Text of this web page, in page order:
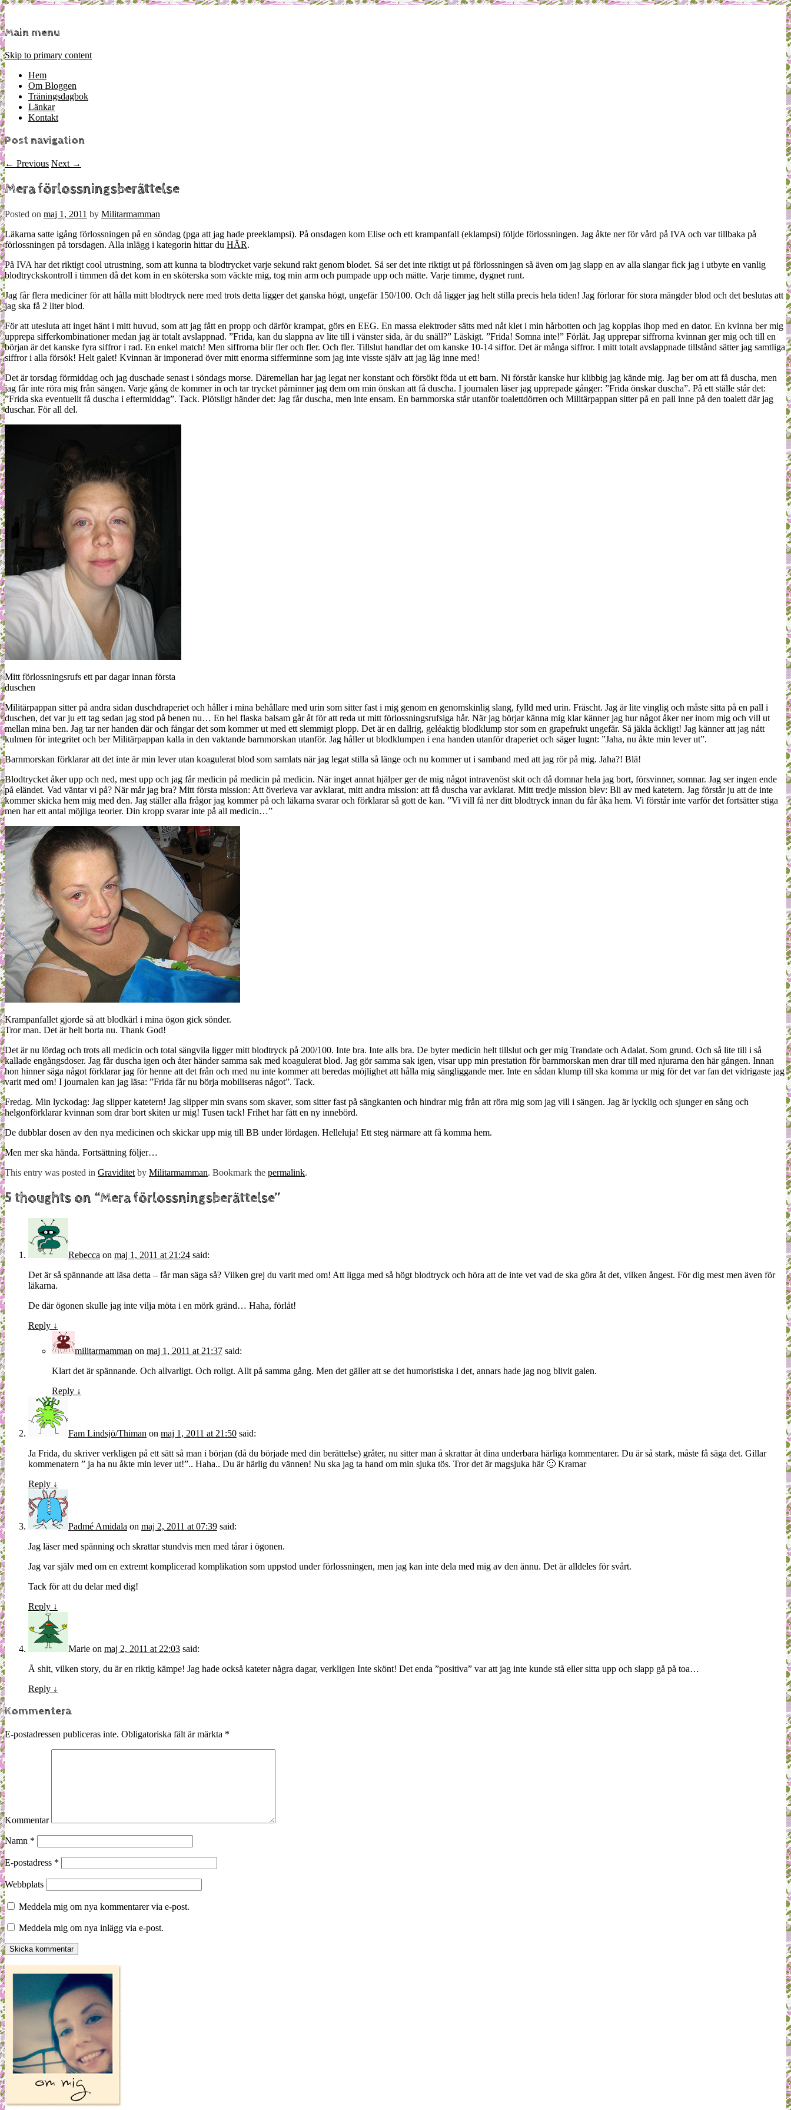
Militärmamman
Mamma, militär och märkbart obekväm
Main menu
Skip to primary content
Hem
Om Bloggen
Träningsdagbok
Länkar
Kontakt
Post navigation
← Previous Next →
Mera förlossningsberättelse
Posted on maj 1, 2011 by Militarmamman
Läkarna satte igång förlossningen på en söndag (pga att jag hade preeklampsi). På onsdagen kom Elise och ett krampanfall (eklampsi) följde förlossningen. Jag åkte ner för vård på IVA och var tillbaka på
förlossningen på torsdagen. Alla inlägg i kategorin hittar du HÄR.
På IVA har det riktigt cool utrustning, som att kunna ta blodtrycket varje sekund rakt genom blodet. Så ser det inte riktigt ut på förlossningen så även om jag slapp en av alla slangar fick jag i utbyte en vanlig
blodtryckskontroll i timmen då det kom in en sköterska som väckte mig, tog min arm och pumpade upp och mätte. Varje timme, dygnet runt.
Jag får flera mediciner för att hålla mitt blodtryck nere med trots detta ligger det ganska högt, ungefär 150/100. Och då ligger jag helt stilla precis hela tiden! Jag förlorar för stora mängder blod och det beslutas att
jag ska få 2 liter blod.
För att utesluta att inget hänt i mitt huvud, som att jag fått en propp och därför krampat, görs en EEG. En massa elektroder sätts med nåt klet i min hårbotten och jag kopplas ihop med en dator. En kvinna ber mig
upprepa sifferkombinationer medan jag är totalt avslappnad. ”Frida, kan du slappna av lite till i vänster sida, är du snäll?” Läskigt. ”Frida! Somna inte!” Förlåt. Jag upprepar siffrorna kvinnan ger mig och till en
början är det kanske fyra siffror i rad. En enkel match! Men siffrorna blir fler och fler. Och fler. Tillslut handlar det om kanske 10-14 siffor. Det är många siffror. I mitt totalt avslappnade tillstånd sätter jag samtliga
siffror i alla försök! Helt galet! Kvinnan är imponerad över mitt enorma sifferminne som jag inte visste själv att jag låg inne med!
Det är torsdag förmiddag och jag duschade senast i söndags morse. Däremellan har jag legat ner konstant och försökt föda ut ett barn. Ni förstår kanske hur klibbig jag kände mig. Jag ber om att få duscha, men
jag får inte röra mig från sängen. Varje gång de kommer in och tar trycket påminner jag dem om min önskan att få duscha. I journalen läser jag upprepade gånger: ”Frida önskar duscha”. På ett ställe står det:
”Frida ska eventuellt få duscha i eftermiddag”. Tack. Plötsligt händer det: Jag får duscha, men inte ensam. En barnmorska står utanför toalettdörren och Militärpappan sitter på en pall inne på den toalett där jag
duschar. För all del.
Mitt förlossningsrufs ett par dagar innan första
duschen
Militärpappan sitter på andra sidan duschdraperiet och håller i mina behållare med urin som sitter fast i mig genom en genomskinlig slang, fylld med urin. Fräscht. Jag är lite vinglig och måste sitta på en pall i
duschen, det var ju ett tag sedan jag stod på benen nu… En hel flaska balsam går åt för att reda ut mitt förlossningsrufsiga hår. När jag börjar känna mig klar känner jag hur något åker ner inom mig och vill ut
mellan mina ben. Jag tar ner handen där och fångar det som kommer ut med ett slemmigt plopp. Det är en dallrig, geléaktig blodklump stor som en grapefrukt ungefär. Så jäkla äckligt! Jag känner att jag nått
kulmen för integritet och ber Militärpappan kalla in den vaktande barnmorskan utanför. Jag håller ut blodklumpen i ena handen utanför draperiet och säger lugnt: ”Jaha, nu åkte min lever ut”.
Barnmorskan förklarar att det inte är min lever utan koagulerat blod som samlats när jag legat stilla så länge och nu kommer ut i samband med att jag rör på mig. Jaha?! Blä!
Blodtrycket åker upp och ned, mest upp och jag får medicin på medicin på medicin. När inget annat hjälper ger de mig något intravenöst skit och då domnar hela jag bort, försvinner, somnar. Jag ser ingen ende
på eländet. Vad väntar vi på? När mår jag bra? Mitt första mission: Att överleva var avklarat, mitt andra mission: att få duscha var avklarat. Mitt tredje mission blev: Bli av med katetern. Jag förstår ju att de inte
kommer skicka hem mig med den. Jag ställer alla frågor jag kommer på och läkarna svarar och förklarar så gott de kan. ”Vi vill få ner ditt blodtryck innan du får åka hem. Vi förstår inte varför det fortsätter stiga
men har ett antal möjliga teorier. Din kropp svarar inte på all medicin…”
Krampanfallet gjorde så att blodkärl i mina ögon gick sönder.
Tror man. Det är helt borta nu. Thank God!
Det är nu lördag och trots all medicin och total sängvila ligger mitt blodtryck på 200/100. Inte bra. Inte alls bra. De byter medicin helt tillslut och ger mig Trandate och Adalat. Som grund. Och så lite till i så
kallade engångsdoser. Jag får duscha igen och åter händer samma sak med koagulerat blod. Jag gör samma sak igen, visar upp min prestation för barnmorskan men drar till med njurarna den här gången. Innan
hon hinner säga något förklarar jag för henne att det från och med nu inte kommer att beredas möjlighet att hålla mig sängliggande mer. Inte en sådan klump till ska komma ur mig för det var fan det vidrigaste jag
varit med om! I journalen kan jag läsa: ”Frida får nu börja mobiliseras något”. Tack.
Fredag. Min lyckodag: Jag slipper katetern! Jag slipper min svans som skaver, som sitter fast på sängkanten och hindrar mig från att röra mig som jag vill i sängen. Jag är lycklig och sjunger en sång och
helgonförklarar kvinnan som drar bort skiten ur mig! Tusen tack! Frihet har fått en ny innebörd.
De dubblar dosen av den nya medicinen och skickar upp mig till BB under lördagen. Helleluja! Ett steg närmare att få komma hem.
Men mer ska hända. Fortsättning följer…
This entry was posted in Graviditet by Militarmamman. Bookmark the permalink.
5 thoughts on “Mera förlossningsberättelse”
Rebecca on maj 1, 2011 at 21:24 said:
Det är så spännande att läsa detta – får man säga så? Vilken grej du varit med om! Att ligga med så högt blodtryck och höra att de inte vet vad de ska göra åt det, vilken ångest. För dig mest men även för
läkarna.
De där ögonen skulle jag inte vilja möta i en mörk gränd… Haha, förlåt!
Reply ↓
militarmamman on maj 1, 2011 at 21:37 said:
Klart det är spännande. Och allvarligt. Och roligt. Allt på samma gång. Men det gäller att se det humoristiska i det, annars hade jag nog blivit galen.
Reply ↓
Fam Lindsjö/Thiman on maj 1, 2011 at 21:50 said:
Ja Frida, du skriver verkligen på ett sätt så man i början (då du började med din berättelse) gråter, nu sitter man å skrattar åt dina underbara härliga kommentarer. Du är så stark, måste få säga det. Gillar
kommenatern ” ja ha nu åkte min lever ut!”.. Haha.. Du är härlig du vännen! Nu ska jag ta hand om min sjuka tös. Tror det är magsjuka här 🙁 Kramar
Reply ↓
Padmé Amidala on maj 2, 2011 at 07:39 said:
Jag läser med spänning och skrattar stundvis men med tårar i ögonen.
Jag var själv med om en extremt komplicerad komplikation som uppstod under förlossningen, men jag kan inte dela med mig av den ännu. Det är alldeles för svårt.
Tack för att du delar med dig!
Reply ↓
Marie on maj 2, 2011 at 22:03 said:
Å shit, vilken story, du är en riktig kämpe! Jag hade också kateter några dagar, verkligen Inte skönt! Det enda ”positiva” var att jag inte kunde stå eller sitta upp och slapp gå på toa…
Reply ↓
Kommentera
E-postadressen publiceras inte. Obligatoriska fält är märkta *
Kommentar
Namn *
E-postadress *
Webbplats
Meddela mig om nya kommentarer via e-post.
Meddela mig om nya inlägg via e-post.